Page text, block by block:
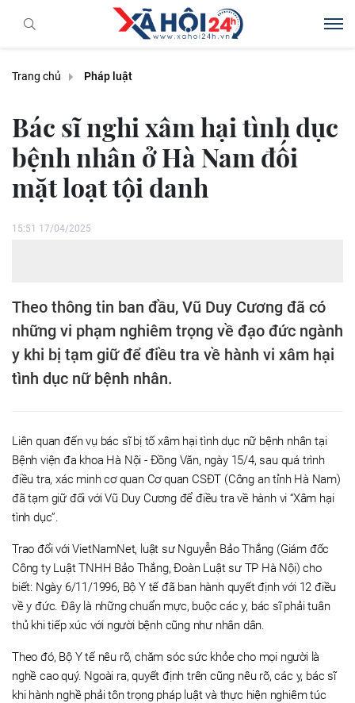
Trang chủ Pháp luật
Bác sĩ nghi xâm hại tình dục
bệnh nhân ở Hà Nam đối
mặt loạt tội danh
15:51 17/04/2025
Theo thông tin ban đầu, Vũ Duy Cương đã có
những vi phạm nghiêm trọng về đạo đức ngành
y khi bị tạm giữ để điều tra về hành vi xâm hại
tình dục nữ bệnh nhân.
Liên quan đến vụ bác sĩ bị tố xâm hại tình dục nữ bệnh nhân tại
Bệnh viện đa khoa Hà Nội - Đồng Văn, ngày 15/4, sau quá trình
điều tra, xác minh cơ quan Cơ quan CSĐT (Công an tỉnh Hà Nam)
đã tạm giữ đối với Vũ Duy Cương để điều tra về hành vi “Xâm hại
tình dục”.
Trao đổi với VietNamNet, luật sư Nguyễn Bảo Thắng (Giám đốc
Công ty Luật TNHH Bảo Thắng, Đoàn Luật sư TP Hà Nội) cho
biết: Ngày 6/11/1996, Bộ Y tế đã ban hành quyết định với 12 điều
về y đức. Đây là những chuẩn mực, buộc các y, bác sĩ phải tuân
thủ khi tiếp xúc với người bệnh cũng như nhân dân.
Theo đó, Bộ Y tế nêu rõ, chăm sóc sức khỏe cho mọi người là
nghề cao quý. Ngoài ra, quyết định trên cũng nêu rõ, các y, bác sĩ
khi hành nghề phải tôn trọng pháp luật và thực hiện nghiêm túc